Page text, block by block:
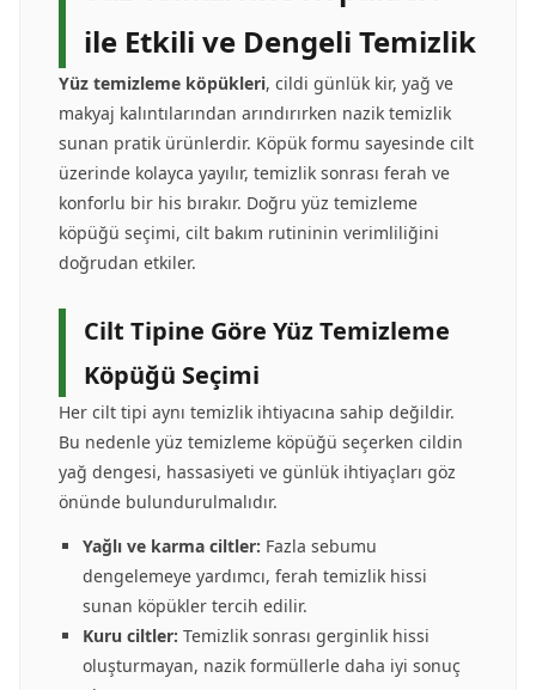
ile Etkili ve Dengeli Temizlik
Yüz temizleme köpükleri, cildi günlük kir, yağ ve
makyaj kalıntılarından arındırırken nazik temizlik
sunan pratik ürünlerdir. Köpük formu sayesinde cilt
üzerinde kolayca yayılır, temizlik sonrası ferah ve
konforlu bir his bırakır. Doğru yüz temizleme
köpüğü seçimi, cilt bakım rutininin verimliliğini
doğrudan etkiler.
Cilt Tipine Göre Yüz Temizleme
Köpüğü Seçimi
Her cilt tipi aynı temizlik ihtiyacına sahip değildir.
Bu nedenle yüz temizleme köpüğü seçerken cildin
yağ dengesi, hassasiyeti ve günlük ihtiyaçları göz
önünde bulundurulmalıdır.
Yağlı ve karma ciltler: Fazla sebumu
dengelemeye yardımcı, ferah temizlik hissi
sunan köpükler tercih edilir.
Kuru ciltler: Temizlik sonrası gerginlik hissi
oluşturmayan, nazik formüllerle daha iyi sonuç